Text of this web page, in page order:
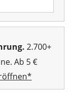
2.700+
Ab 5 €